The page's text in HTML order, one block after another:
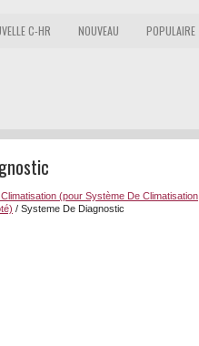
C-HR NOUVEAU POPULAIRE
(pour Système De Climatisation
/ Systeme De Diagnostic